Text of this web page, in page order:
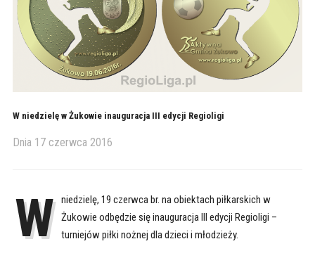
W niedzielę w Żukowie inauguracja III edycji Regioligi
Dnia 17 czerwca 2016
W niedzielę, 19 czerwca br. na obiektach piłkarskich w
Żukowie odbędzie się inauguracja III edycji Regioligi –
turniejów piłki nożnej dla dzieci i młodzieży.